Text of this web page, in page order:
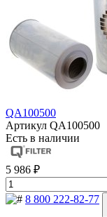
QA100500
Артикул QA100500
Есть в наличии
5 986 ₽
8 800 222-82-77